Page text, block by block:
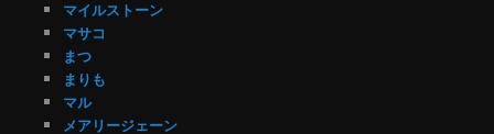
マイルストーン
マサコ
まつ
まりも
マル
メアリージェーン